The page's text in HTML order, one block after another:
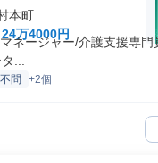
本町
万4000円
ネージャー/介護支援専門
...
問 +2個